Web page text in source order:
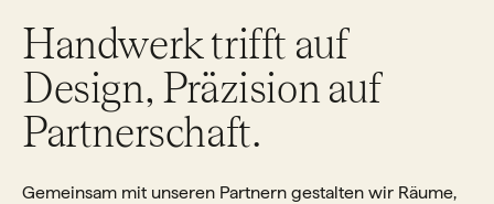
Handwerk trifft auf
Design, Präzision auf
Partnerschaft.
Gemeinsam mit unseren Partnern gestalten wir Räume,